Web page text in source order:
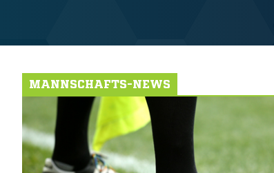
MANNSCHAFTS-NEWS